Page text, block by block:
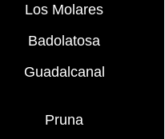
Los Molares
Badolatosa
Guadalcanal
Pruna